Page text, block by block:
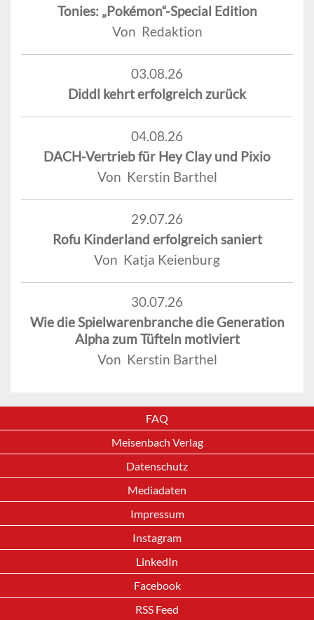
Tonies: „Pokémon“-Special Edition
Von Redaktion
03.08.26
Diddl kehrt erfolgreich zurück
04.08.26
DACH-Vertrieb für Hey Clay und Pixio
Von Kerstin Barthel
29.07.26
Rofu Kinderland erfolgreich saniert
Von Katja Keienburg
30.07.26
Wie die Spielwarenbranche die Generation
Alpha zum Tüfteln motiviert
Von Kerstin Barthel
FAQ
Meisenbach Verlag
Datenschutz
Mediadaten
Impressum
Instagram
LinkedIn
Facebook
RSS Feed